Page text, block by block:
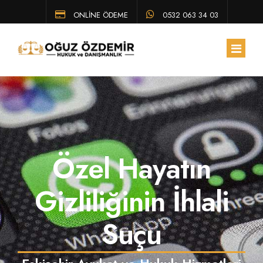
ONLİNE ÖDEME 0532 063 34 03
ANA SAYFA
HAKKIMIZDA
EKIBIMIZ
ÇALIŞMA ALANLARIMIZ
HUKUK BÜLTENI
SSS
Özel Hayatın
Gizliliğinin İhlali
Suçu